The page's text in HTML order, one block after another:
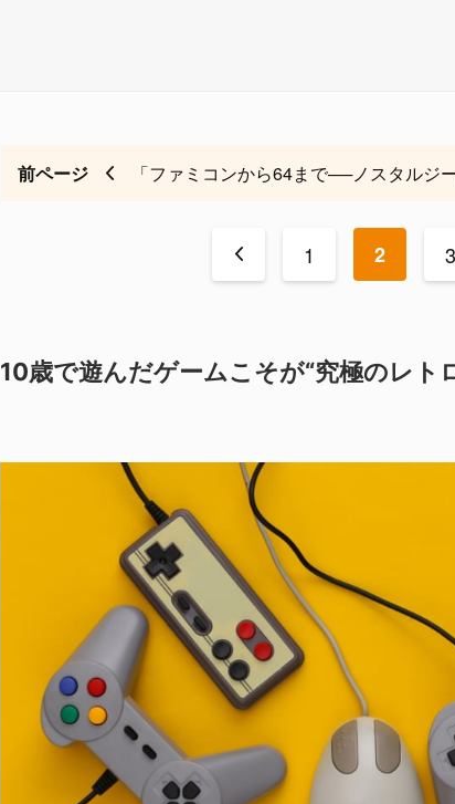
前ページ 「ファミコンから64まで──ノスタルジ
< 1 2 3
10歳で遊んだゲームこそが“究極のレト